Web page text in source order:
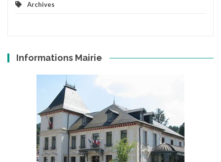
Archives
Informations Mairie